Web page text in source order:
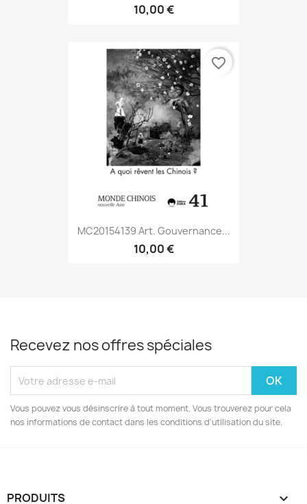
10,00 €
MC20154139 Art. Gouvernance...
10,00 €
favorite_border
Recevez nos offres spéciales
Vous pouvez vous désinscrire à tout moment. Vous trouverez pour cela
nos informations de contact dans les conditions d'utilisation du site.
PRODUITS 